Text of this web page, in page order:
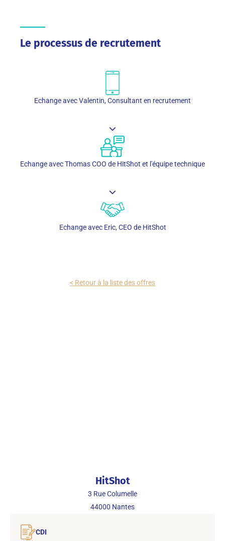
Le processus de recrutement
Echange avec Valentin, Consultant en recrutement
Echange avec Thomas COO de HitShot et l'équipe technique
Echange avec Eric, CEO de HitShot
< Retour à la liste des offres
HitShot
3 Rue Columelle
44000 Nantes
CDI